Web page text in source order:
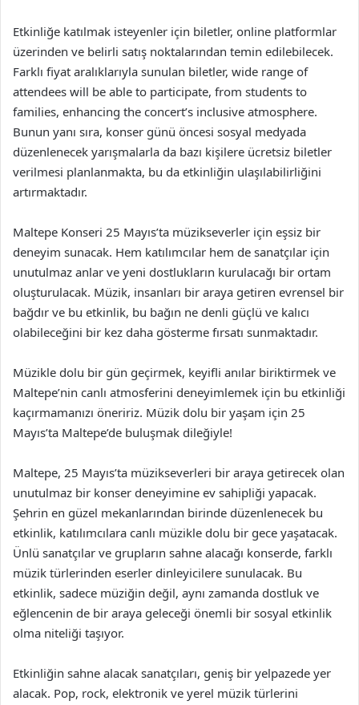
Etkinliğe katılmak isteyenler için biletler, online platformlar
üzerinden ve belirli satış noktalarından temin edilebilecek.
Farklı fiyat aralıklarıyla sunulan biletler, wide range of
attendees will be able to participate, from students to
families, enhancing the concert’s inclusive atmosphere.
Bunun yanı sıra, konser günü öncesi sosyal medyada
düzenlenecek yarışmalarla da bazı kişilere ücretsiz biletler
verilmesi planlanmakta, bu da etkinliğin ulaşılabilirliğini
artırmaktadır.
Maltepe Konseri 25 Mayıs’ta müzikseverler için eşsiz bir
deneyim sunacak. Hem katılımcılar hem de sanatçılar için
unutulmaz anlar ve yeni dostlukların kurulacağı bir ortam
oluşturulacak. Müzik, insanları bir araya getiren evrensel bir
bağdır ve bu etkinlik, bu bağın ne denli güçlü ve kalıcı
olabileceğini bir kez daha gösterme fırsatı sunmaktadır.
Müzikle dolu bir gün geçirmek, keyifli anılar biriktirmek ve
Maltepe’nin canlı atmosferini deneyimlemek için bu etkinliği
kaçırmamanızı öneririz. Müzik dolu bir yaşam için 25
Mayıs’ta Maltepe’de buluşmak dileğiyle!
Maltepe, 25 Mayıs’ta müzikseverleri bir araya getirecek olan
unutulmaz bir konser deneyimine ev sahipliği yapacak.
Şehrin en güzel mekanlarından birinde düzenlenecek bu
etkinlik, katılımcılara canlı müzikle dolu bir gece yaşatacak.
Ünlü sanatçılar ve grupların sahne alacağı konserde, farklı
müzik türlerinden eserler dinleyicilere sunulacak. Bu
etkinlik, sadece müziğin değil, aynı zamanda dostluk ve
eğlencenin de bir araya geleceği önemli bir sosyal etkinlik
olma niteliği taşıyor.
Etkinliğin sahne alacak sanatçıları, geniş bir yelpazede yer
alacak. Pop, rock, elektronik ve yerel müzik türlerini